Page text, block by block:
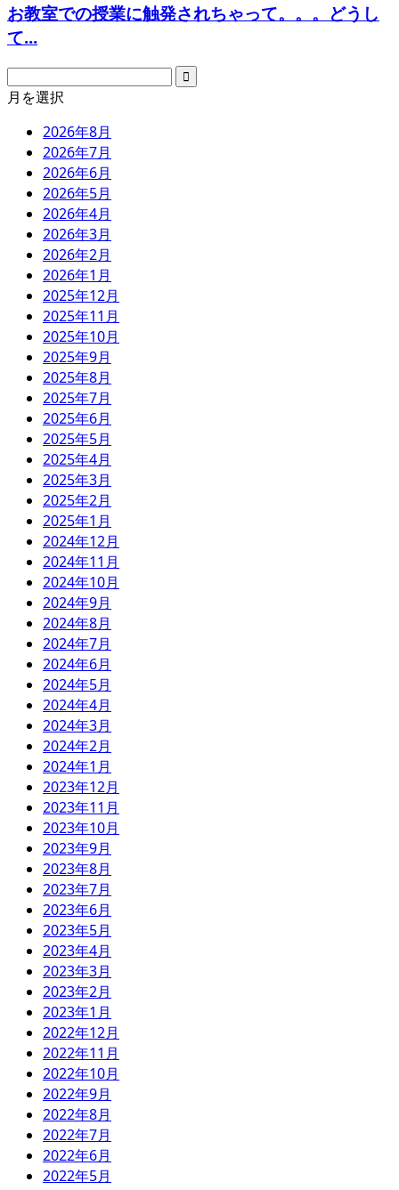
お教室での授業に触発されちゃって。。。どうし
て...
月を選択
2026年8月
2026年7月
2026年6月
2026年5月
2026年4月
2026年3月
2026年2月
2026年1月
2025年12月
2025年11月
2025年10月
2025年9月
2025年8月
2025年7月
2025年6月
2025年5月
2025年4月
2025年3月
2025年2月
2025年1月
2024年12月
2024年11月
2024年10月
2024年9月
2024年8月
2024年7月
2024年6月
2024年5月
2024年4月
2024年3月
2024年2月
2024年1月
2023年12月
2023年11月
2023年10月
2023年9月
2023年8月
2023年7月
2023年6月
2023年5月
2023年4月
2023年3月
2023年2月
2023年1月
2022年12月
2022年11月
2022年10月
2022年9月
2022年8月
2022年7月
2022年6月
2022年5月